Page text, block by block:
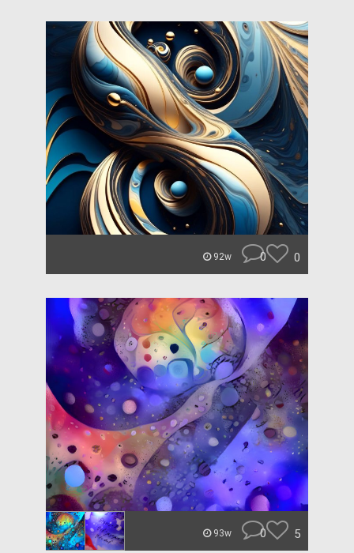
92w 0 0
93w 0 5